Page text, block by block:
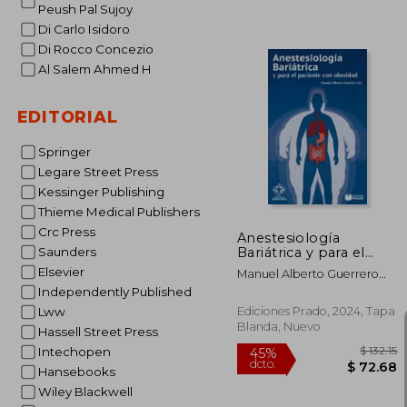
Peush Pal Sujoy
Di Carlo Isidoro
Di Rocco Concezio
Al Salem Ahmed H
EDITORIAL
Springer
Legare Street Press
Kessinger Publishing
Thieme Medical Publishers
Crc Press
Saunders
Elsevier
Independently Published
Lww
Hassell Street Press
Intechopen
Hansebooks
Wiley Blackwell
45%
dcto.
Anestesiología
Bariátrica y para el
paciente con
obesidad.
Manuel Alberto Guerrero
Ediciones Prado, 2024, Tapa
Blanda, Nuevo